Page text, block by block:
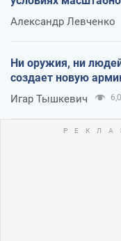
Александр Левченко
Ни оружия, ни
создает новую
Игар Тышкевич